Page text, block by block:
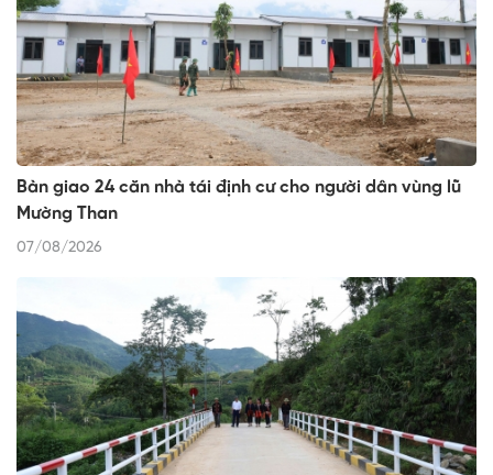
Bàn giao 24 căn nhà tái định cư cho người dân vùng lũ
Mường Than
07/08/2026